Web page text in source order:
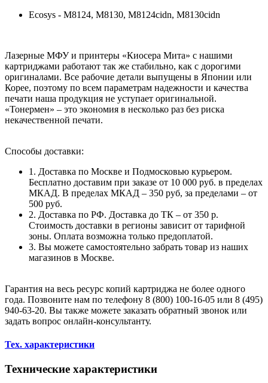
Ecosys - M8124, M8130, M8124cidn, M8130cidn
Лазерные МФУ и принтеры «Киосера Мита» с нашими
картриджами работают так же стабильно, как с дорогими
оригиналами. Все рабочие детали выпущены в Японии или
Корее, поэтому по всем параметрам надежности и качества
печати наша продукция не уступает оригинальной.
«Тонермен» – это экономия в несколько раз без риска
некачественной печати.
Способы доставки:
1. Доставка по Москве и Подмосковью курьером.
Бесплатно доставим при заказе от 10 000 руб. в пределах
МКАД. В пределах МКАД – 350 руб, за пределами – от
500 руб.
2. Доставка по РФ. Доставка до ТК – от 350 р.
Стоимость доставки в регионы зависит от тарифной
зоны. Оплата возможна только предоплатой.
3. Вы можете самостоятельно забрать товар из наших
магазинов в Москве.
Гарантия на весь ресурс копий картриджа не более одного
года. Позвоните нам по телефону 8 (800) 100-16-05 или 8 (495)
940-63-20. Вы также можете заказать обратный звонок или
задать вопрос онлайн-консультанту.
Тех. характеристики
Технические характеристики